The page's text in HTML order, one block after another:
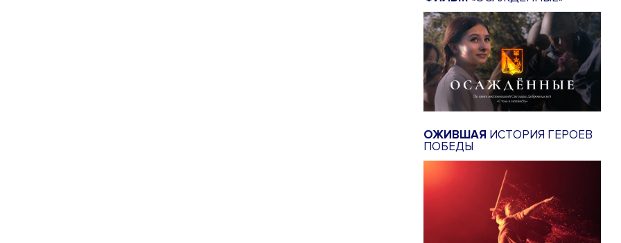
ОЖИВШАЯ ИСТОРИЯ ГЕРОЕВ
ПОБЕДЫ